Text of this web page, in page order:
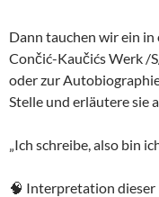
Dann tauchen wir ein in
Cončić-Kaučićs Werk
oder zur
Stelle und erläutere sie
„Ich schreibe, also bin
🧠 Interpretation dieser